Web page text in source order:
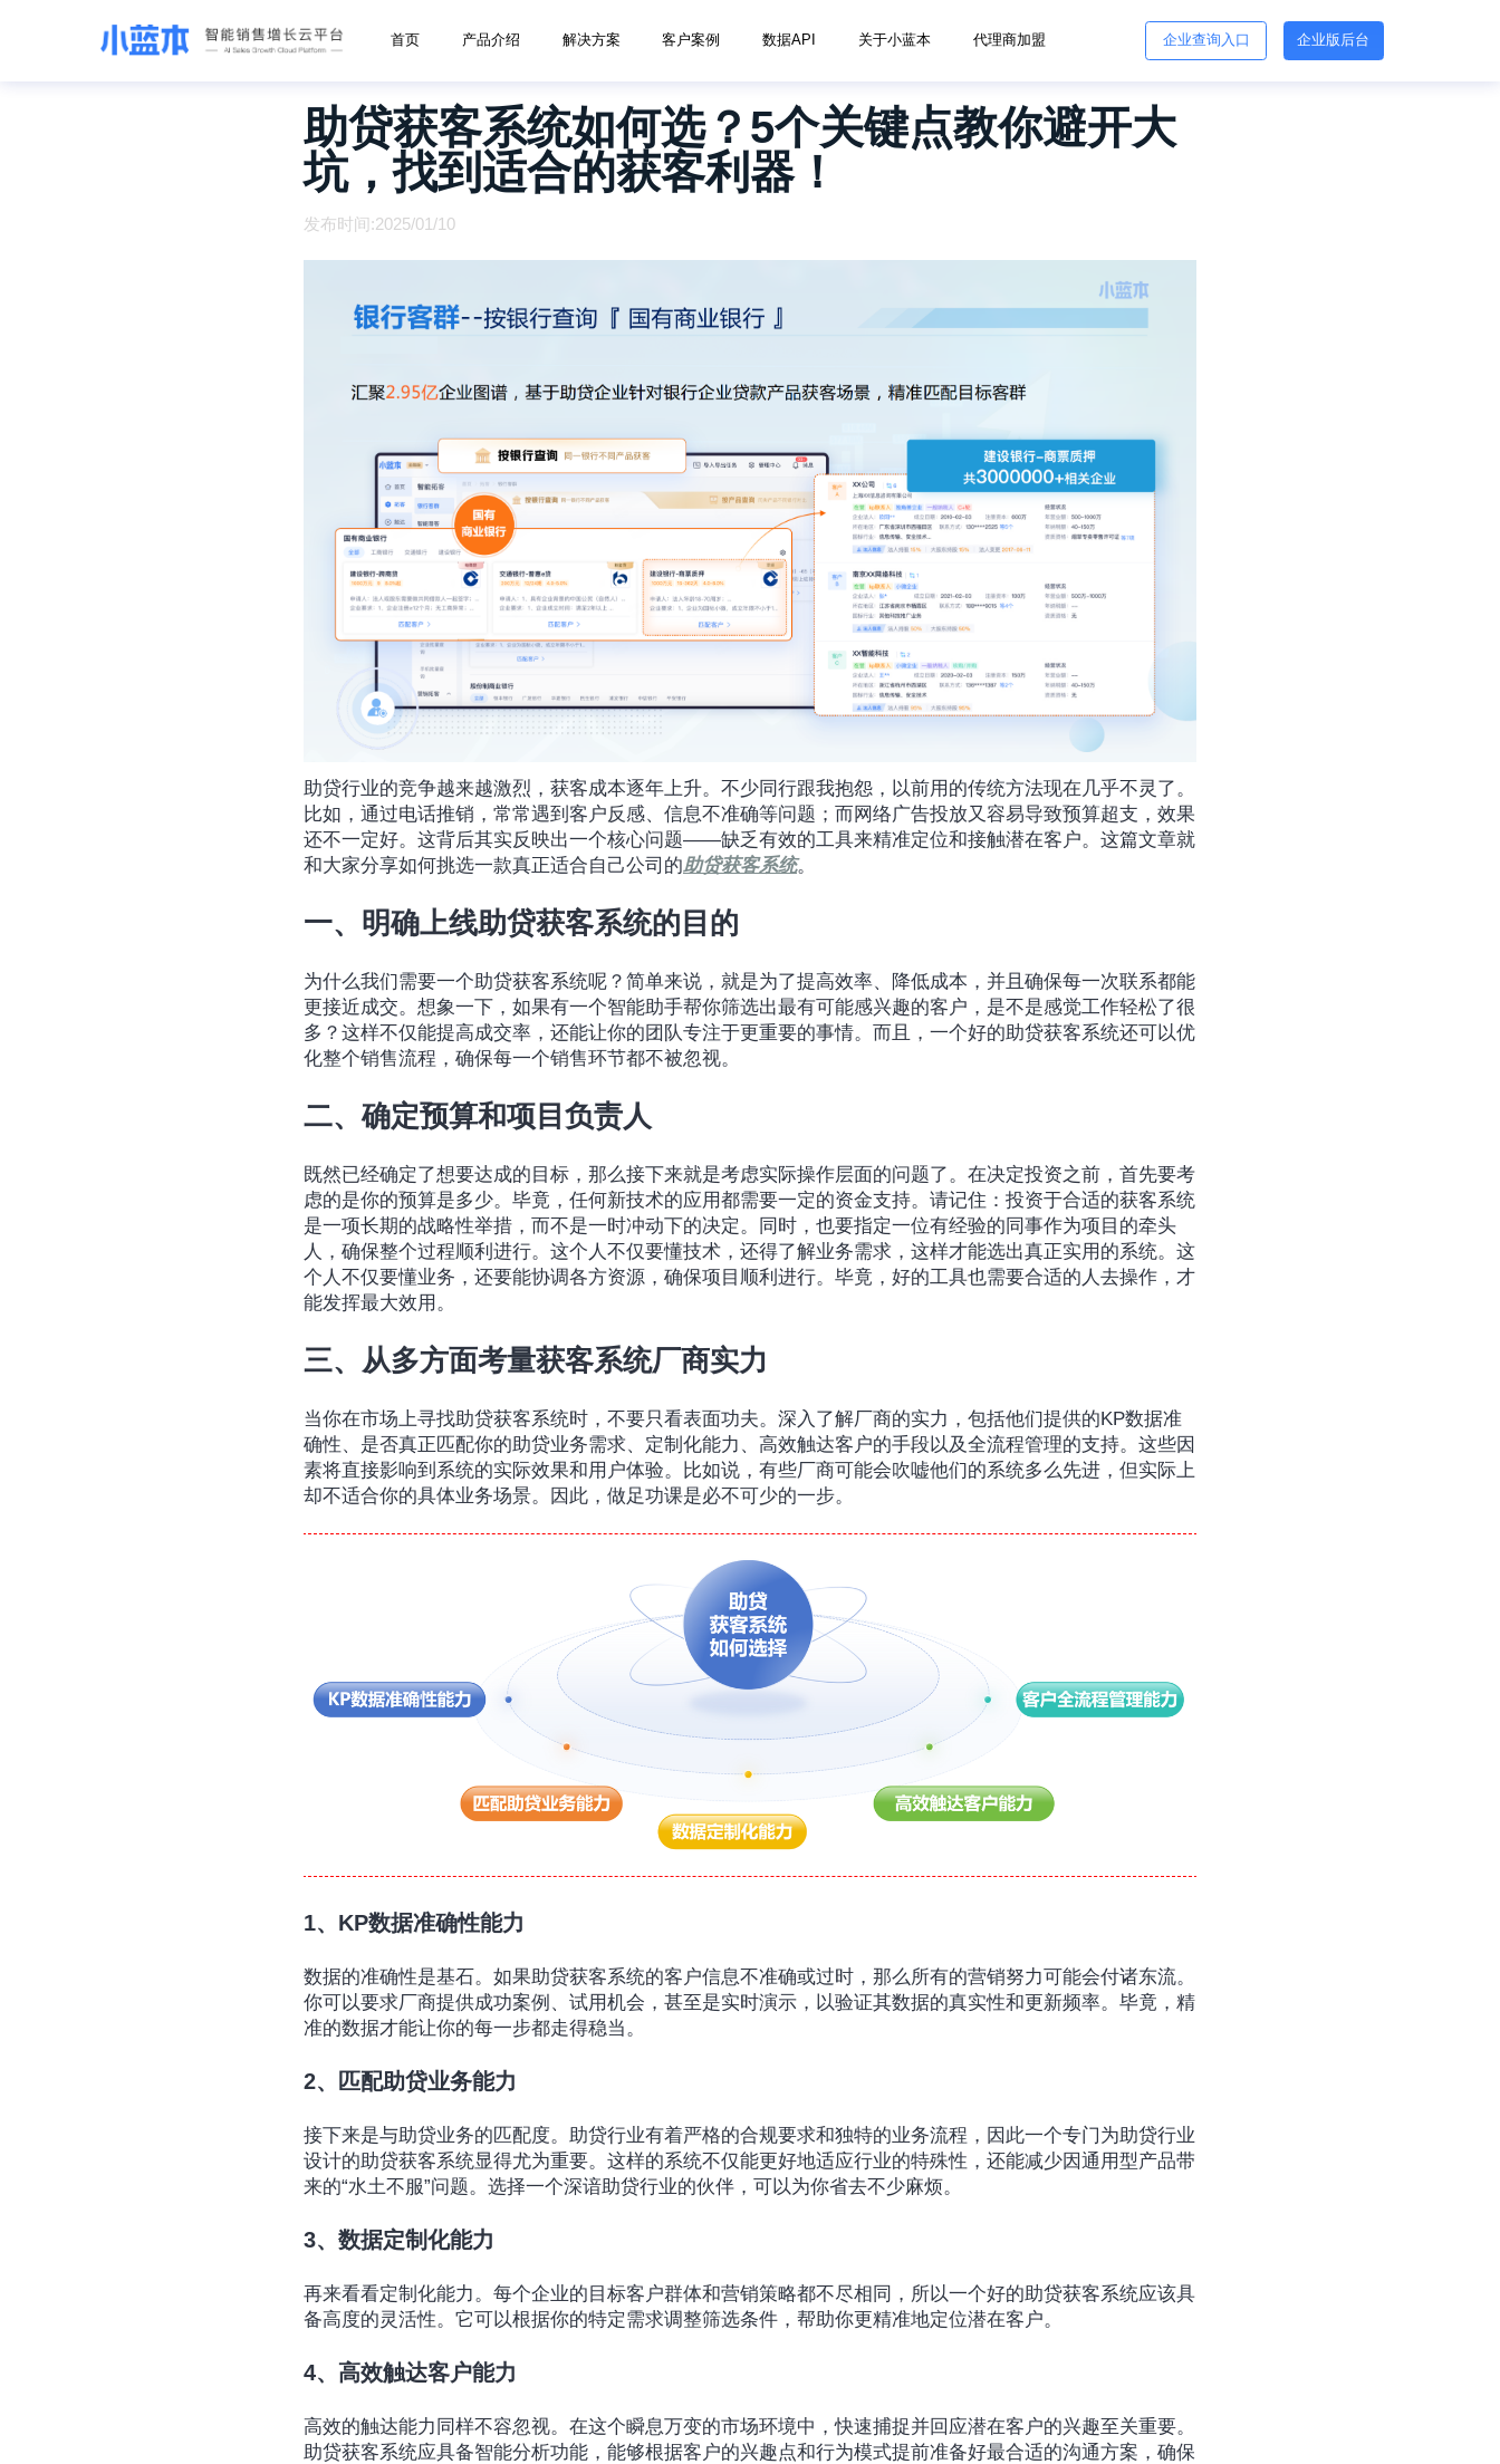
首页 产品介绍 解决方案 客户案例 数据API 关于小蓝本 代理商加盟 企业查询入口 企业版后台
助贷获客系统如何选？5个关键点教你避开大
坑，找到适合的获客利器！
发布时间:2025/01/10
助贷行业的竞争越来越激烈，获客成本逐年上升。不少同行跟我抱怨，以前用的传统方法现在几乎不灵了。
比如，通过电话推销，常常遇到客户反感、信息不准确等问题；而网络广告投放又容易导致预算超支，效果
还不一定好。这背后其实反映出一个核心问题——缺乏有效的工具来精准定位和接触潜在客户。这篇文章就
和大家分享如何挑选一款真正适合自己公司的助贷获客系统。
一、明确上线助贷获客系统的目的
为什么我们需要一个助贷获客系统呢？简单来说，就是为了提高效率、降低成本，并且确保每一次联系都能
更接近成交。想象一下，如果有一个智能助手帮你筛选出最有可能感兴趣的客户，是不是感觉工作轻松了很
多？这样不仅能提高成交率，还能让你的团队专注于更重要的事情。而且，一个好的助贷获客系统还可以优
化整个销售流程，确保每一个销售环节都不被忽视。
二、确定预算和项目负责人
既然已经确定了想要达成的目标，那么接下来就是考虑实际操作层面的问题了。在决定投资之前，首先要考
虑的是你的预算是多少。毕竟，任何新技术的应用都需要一定的资金支持。请记住：投资于合适的获客系统
是一项长期的战略性举措，而不是一时冲动下的决定。同时，也要指定一位有经验的同事作为项目的牵头
人，确保整个过程顺利进行。这个人不仅要懂技术，还得了解业务需求，这样才能选出真正实用的系统。这
个人不仅要懂业务，还要能协调各方资源，确保项目顺利进行。毕竟，好的工具也需要合适的人去操作，才
能发挥最大效用。
三、从多方面考量获客系统厂商实力
当你在市场上寻找助贷获客系统时，不要只看表面功夫。深入了解厂商的实力，包括他们提供的KP数据准
确性、是否真正匹配你的助贷业务需求、定制化能力、高效触达客户的手段以及全流程管理的支持。这些因
素将直接影响到系统的实际效果和用户体验。比如说，有些厂商可能会吹嘘他们的系统多么先进，但实际上
却不适合你的具体业务场景。因此，做足功课是必不可少的一步。
1、KP数据准确性能力
数据的准确性是基石。如果助贷获客系统的客户信息不准确或过时，那么所有的营销努力可能会付诸东流。
你可以要求厂商提供成功案例、试用机会，甚至是实时演示，以验证其数据的真实性和更新频率。毕竟，精
准的数据才能让你的每一步都走得稳当。
2、匹配助贷业务能力
接下来是与助贷业务的匹配度。助贷行业有着严格的合规要求和独特的业务流程，因此一个专门为助贷行业
设计的助贷获客系统显得尤为重要。这样的系统不仅能更好地适应行业的特殊性，还能减少因通用型产品带
来的“水土不服”问题。选择一个深谙助贷行业的伙伴，可以为你省去不少麻烦。
3、数据定制化能力
再来看看定制化能力。每个企业的目标客户群体和营销策略都不尽相同，所以一个好的助贷获客系统应该具
备高度的灵活性。它可以根据你的特定需求调整筛选条件，帮助你更精准地定位潜在客户。
4、高效触达客户能力
高效的触达能力同样不容忽视。在这个瞬息万变的市场环境中，快速捕捉并回应潜在客户的兴趣至关重要。
助贷获客系统应具备智能分析功能，能够根据客户的兴趣点和行为模式提前准备好最合适的沟通方案，确保